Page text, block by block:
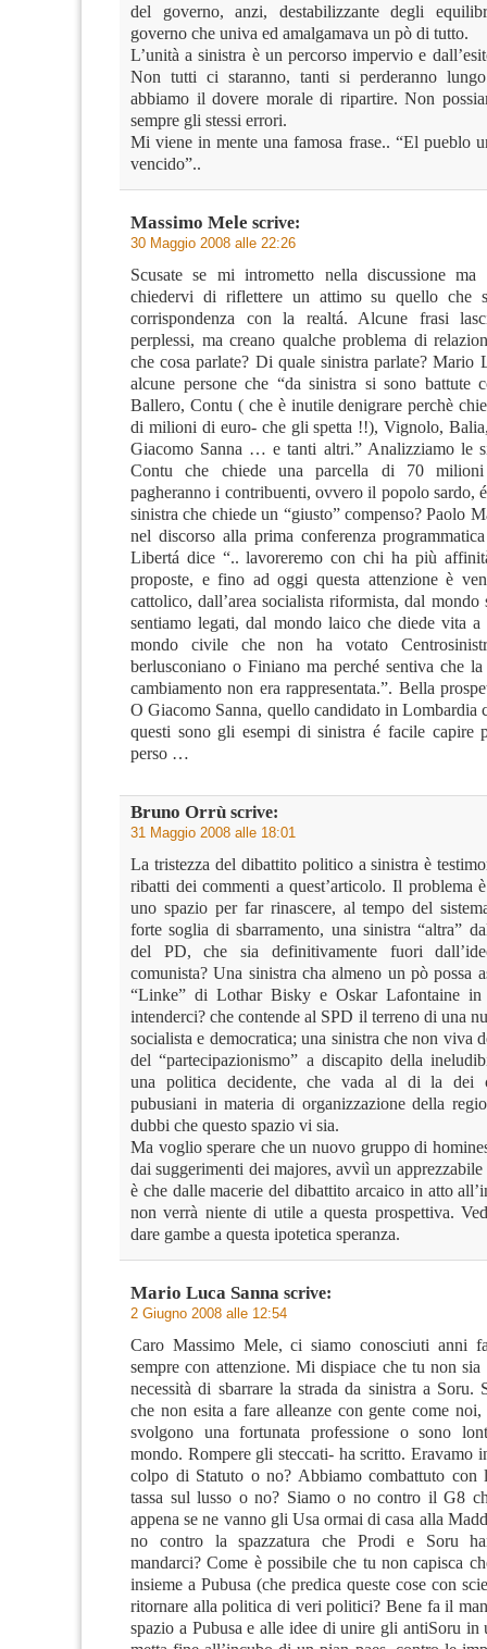
del governo, anzi, destabilizzante degli
governo che univa ed amalgamava un pò di tutto.
L’unità a sinistra è un percorso impervio e
Non tutti ci staranno, tanti si perderanno
abbiamo il dovere morale di ripartire. Non
sempre gli stessi errori.
Mi viene in mente una famosa frase.. “El pueblo
vencido”..
Massimo Mele scrive:
30 Maggio 2008 alle 22:26
Scusate se mi intrometto nella discussione ma
chiedervi di riflettere un attimo su quello che
corrispondenza con la realtá. Alcune frasi
perplessi, ma creano qualche problema di
che cosa parlate? Di quale sinistra parlate? Mario
alcune persone che “da sinistra si sono
Ballero, Contu ( che è inutile denigrare perchè
di milioni di euro- che gli spetta !!), Vignolo,
Giacomo Sanna … e tanti altri.” Analizziamo le
Contu che chiede una parcella di 70
pagheranno i contribuenti, ovvero il popolo sardo,
sinistra che chiede un “giusto” compenso? Paolo
nel discorso alla prima conferenza
Libertá dice “.. lavoreremo con chi ha più
proposte, e fino ad oggi questa attenzione è
cattolico, dall’area socialista riformista, dal mondo
sentiamo legati, dal mondo laico che diede vita a
mondo civile che non ha votato
berlusconiano o Finiano ma perché sentiva che
cambiamento non era rappresentata.”. Bella
O Giacomo Sanna, quello candidato in Lombardia
questi sono gli esempi di sinistra é facile capire
perso …
Bruno Orrù scrive:
31 Maggio 2008 alle 18:01
La tristezza del dibattito politico a sinistra è
ribatti dei commenti a quest’articolo. Il problema
uno spazio per far rinascere, al tempo del
forte soglia di sbarramento, una sinistra “altra”
del PD, che sia definitivamente fuori
comunista? Una sinistra cha almeno un pò possa
“Linke” di Lothar Bisky e Oskar Lafontaine in
intenderci? che contende al SPD il terreno di una
socialista e democratica; una sinistra che non viva
del “partecipazionismo” a discapito della
una politica decidente, che vada al di la dei
pubusiani in materia di organizzazione della
dubbi che questo spazio vi sia.
Ma voglio sperare che un nuovo gruppo di
dai suggerimenti dei majores, avviì un
è che dalle macerie del dibattito arcaico in atto
non verrà niente di utile a questa prospettiva.
dare gambe a questa ipotetica speranza.
Mario Luca Sanna scrive:
2 Giugno 2008 alle 12:54
Caro Massimo Mele, ci siamo conosciuti anni
sempre con attenzione. Mi dispiace che tu non sia
necessità di sbarrare la strada da sinistra a Soru.
che non esita a fare alleanze con gente come
svolgono una fortunata professione o sono
mondo. Rompere gli steccati- ha scritto. Eravamo
colpo di Statuto o no? Abbiamo combattuto con
tassa sul lusso o no? Siamo o no contro il G8
appena se ne vanno gli Usa ormai di casa alla
no contro la spazzatura che Prodi e Soru
mandarci? Come è possibile che tu non capisca
insieme a Pubusa (che predica queste cose con
ritornare alla politica di veri politici? Bene fa il
spazio a Pubusa e alle idee di unire gli antiSoru in